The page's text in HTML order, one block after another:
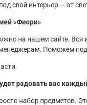
свой интерьер — от
«Фиори»
на нашем сайте.
Поможем
радовать вас
набор предметов.